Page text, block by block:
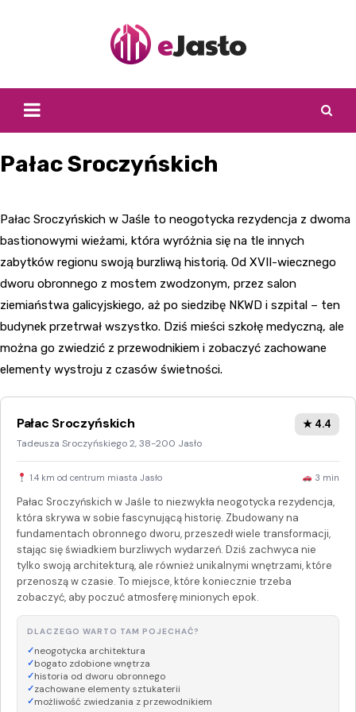
Pałac Sroczyńskich
Pałac Sroczyńskich w Jaśle to neogotycka rezydencja z dwoma
bastionowymi wieżami, która wyróżnia się na tle innych
zabytków regionu swoją burzliwą historią. Od XVII-wiecznego
dworu obronnego z mostem zwodzonym, przez salon
ziemiaństwa galicyjskiego, aż po siedzibę NKWD i szpital – ten
budynek przetrwał wszystko. Dziś mieści szkołę medyczną, ale
można go zwiedzić z przewodnikiem i zobaczyć zachowane
elementy wystroju z czasów świetności.
Pałac Sroczyńskich
Tadeusza Sroczyńskiego 2, 38-200 Jasło
★ 4.4
1.4 km od centrum miasta Jasło 3 min
Pałac Sroczyńskich w Jaśle to niezwykła neogotycka rezydencja,
która skrywa w sobie fascynującą historię. Zbudowany na
fundamentach obronnego dworu, przeszedł wiele transformacji,
stając się świadkiem burzliwych wydarzeń. Dziś zachwyca nie
tylko swoją architekturą, ale również unikalnymi wnętrzami, które
przenoszą w czasie. To miejsce, które koniecznie trzeba
zobaczyć, aby poczuć atmosferę minionych epok.
DLACZEGO WARTO TAM POJECHAĆ?
neogotycka architektura
bogato zdobione wnętrza
historia od dworu obronnego
zachowane elementy sztukaterii
możliwość zwiedzania z przewodnikiem